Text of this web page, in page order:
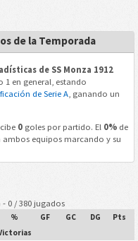
de la Temporada
de SS Monza 1912
1 en general, estando
de Serie A, ganando un
0goles por partido. El 0%de
equipos marcando y su
0 / 380 jugados
%
GF GC DG Pts